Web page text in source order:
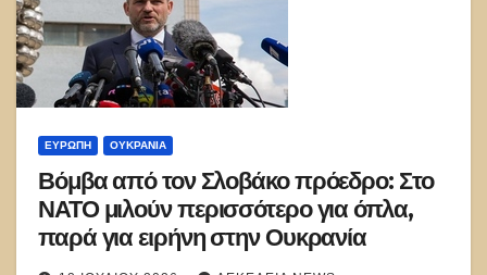
ΕΥΡΏΠΗ ΟΥΚΡΑΝΊΑ
Βόμβα από τον Σλοβάκο πρόεδρο: Στο
ΝΑΤΟ μιλούν περισσότερο για όπλα,
παρά για ειρήνη στην Ουκρανία